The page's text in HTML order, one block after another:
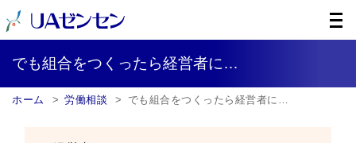
でも組合をつくったら経営者に…
ホーム 労働相談 でも組合をつくったら経営者に…